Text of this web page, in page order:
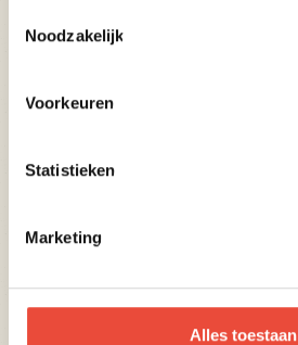
Noodzakelijk
Voorkeuren
Statistieken
Marketing
Alles toestaan